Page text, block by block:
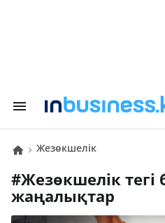
жезөкшелік
# жезөкшелік
жаңалықтар